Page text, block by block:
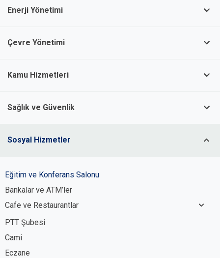
Enerji Yönetimi
Çevre Yönetimi
Kamu Hizmetleri
Sağlık ve Güvenlik
Sosyal Hizmetler
Eğitim ve Konferans Salonu
Bankalar ve ATM’ler
Cafe ve Restaurantlar
PTT Şubesi
Cami
Eczane